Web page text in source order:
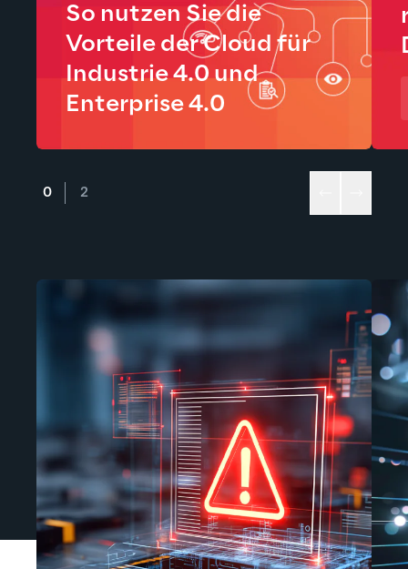
So nutzen Sie die
Vorteile der Cloud für
Industrie 4.0 und
Enterprise 4.0